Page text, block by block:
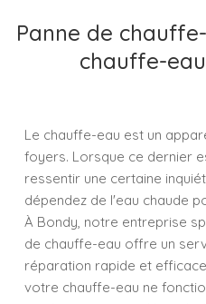
Panne de
chauffe-
Le chauffe-eau est un
foyers. Lorsque ce dernier
ressentir une certaine
dépendez de l'eau chaude
À Bondy, notre entreprise
de chauffe-eau offre un
réparation rapide et
votre chauffe-eau ne